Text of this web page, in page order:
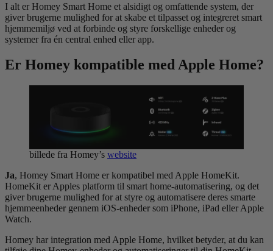
I alt er Homey Smart Home et alsidigt og omfattende system, der
giver brugerne mulighed for at skabe et tilpasset og integreret smart
hjemmemiljø ved at forbinde og styre forskellige enheder og
systemer fra én central enhed eller app.
Er Homey kompatible med Apple Home?
billede fra Homey’s website
Ja, Homey Smart Home er kompatibel med Apple HomeKit.
HomeKit er Apples platform til smart home-automatisering, og det
giver brugerne mulighed for at styre og automatisere deres smarte
hjemmeenheder gennem iOS-enheder som iPhone, iPad eller Apple
Watch.
Homey har integration med Apple Home, hvilket betyder, at du kan